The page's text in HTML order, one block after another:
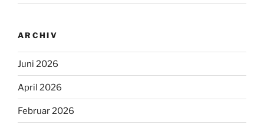
ARCHIV
Juni 2026
April 2026
Februar 2026